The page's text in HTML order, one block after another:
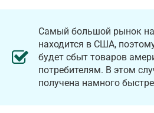
Самый большой рынок
находится в США,
будет сбыт товаров
потребителям. В этом
получена намного